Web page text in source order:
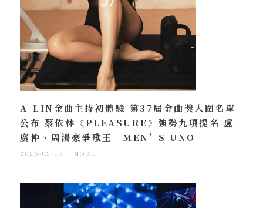
A-LIN金曲主持初體驗 第37屆金曲獎入圍名單
公布 蔡依林《PLEASURE》強勢九項提名 盧
廣仲、周湯豪爭歌王｜MEN’S UNO
2026-05-13 NOEL